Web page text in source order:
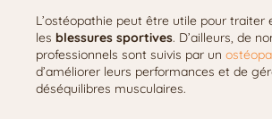
L’ostéopathie peut être utile pour traiter
les blessures sportives. D’ailleurs, de
professionnels sont suivis par un
d’améliorer leurs performances et de
déséquilibres musculaires.